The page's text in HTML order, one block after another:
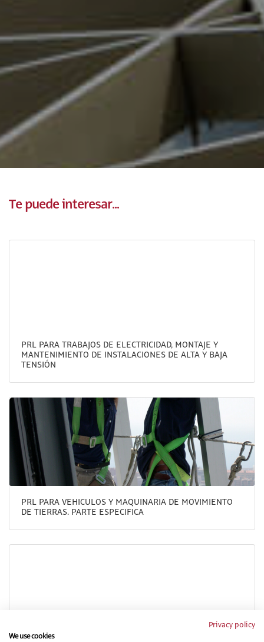
Te puede interesar...
PRL PARA TRABAJOS DE ELECTRICIDAD, MONTAJE Y
MANTENIMIENTO DE INSTALACIONES DE ALTA Y BAJA
TENSIÓN
PRL PARA VEHICULOS Y MAQUINARIA DE MOVIMIENTO
DE TIERRAS. PARTE ESPECIFICA
Privacy policy
We use cookies